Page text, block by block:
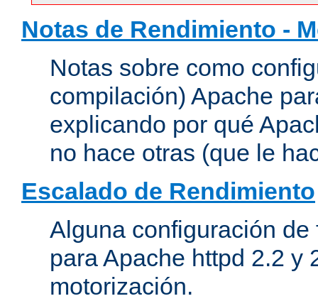
Notas de Rendimiento -
Notas sobre como
compilación) Apache
explicando por qué
no hace otras (que le
Escalado de Rendimiento
Alguna configuración
para Apache httpd 2.2 y
motorización.